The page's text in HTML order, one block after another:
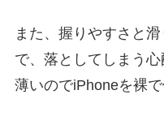
また、握りやすさと
で、落としてしまう
薄いのでiPhoneを裸